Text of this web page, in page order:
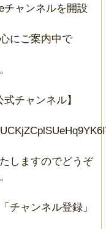
チャンネルを開設
にご案内中で
。
式チャンネル】
しますのでどうぞ
。
チャンネル登録」